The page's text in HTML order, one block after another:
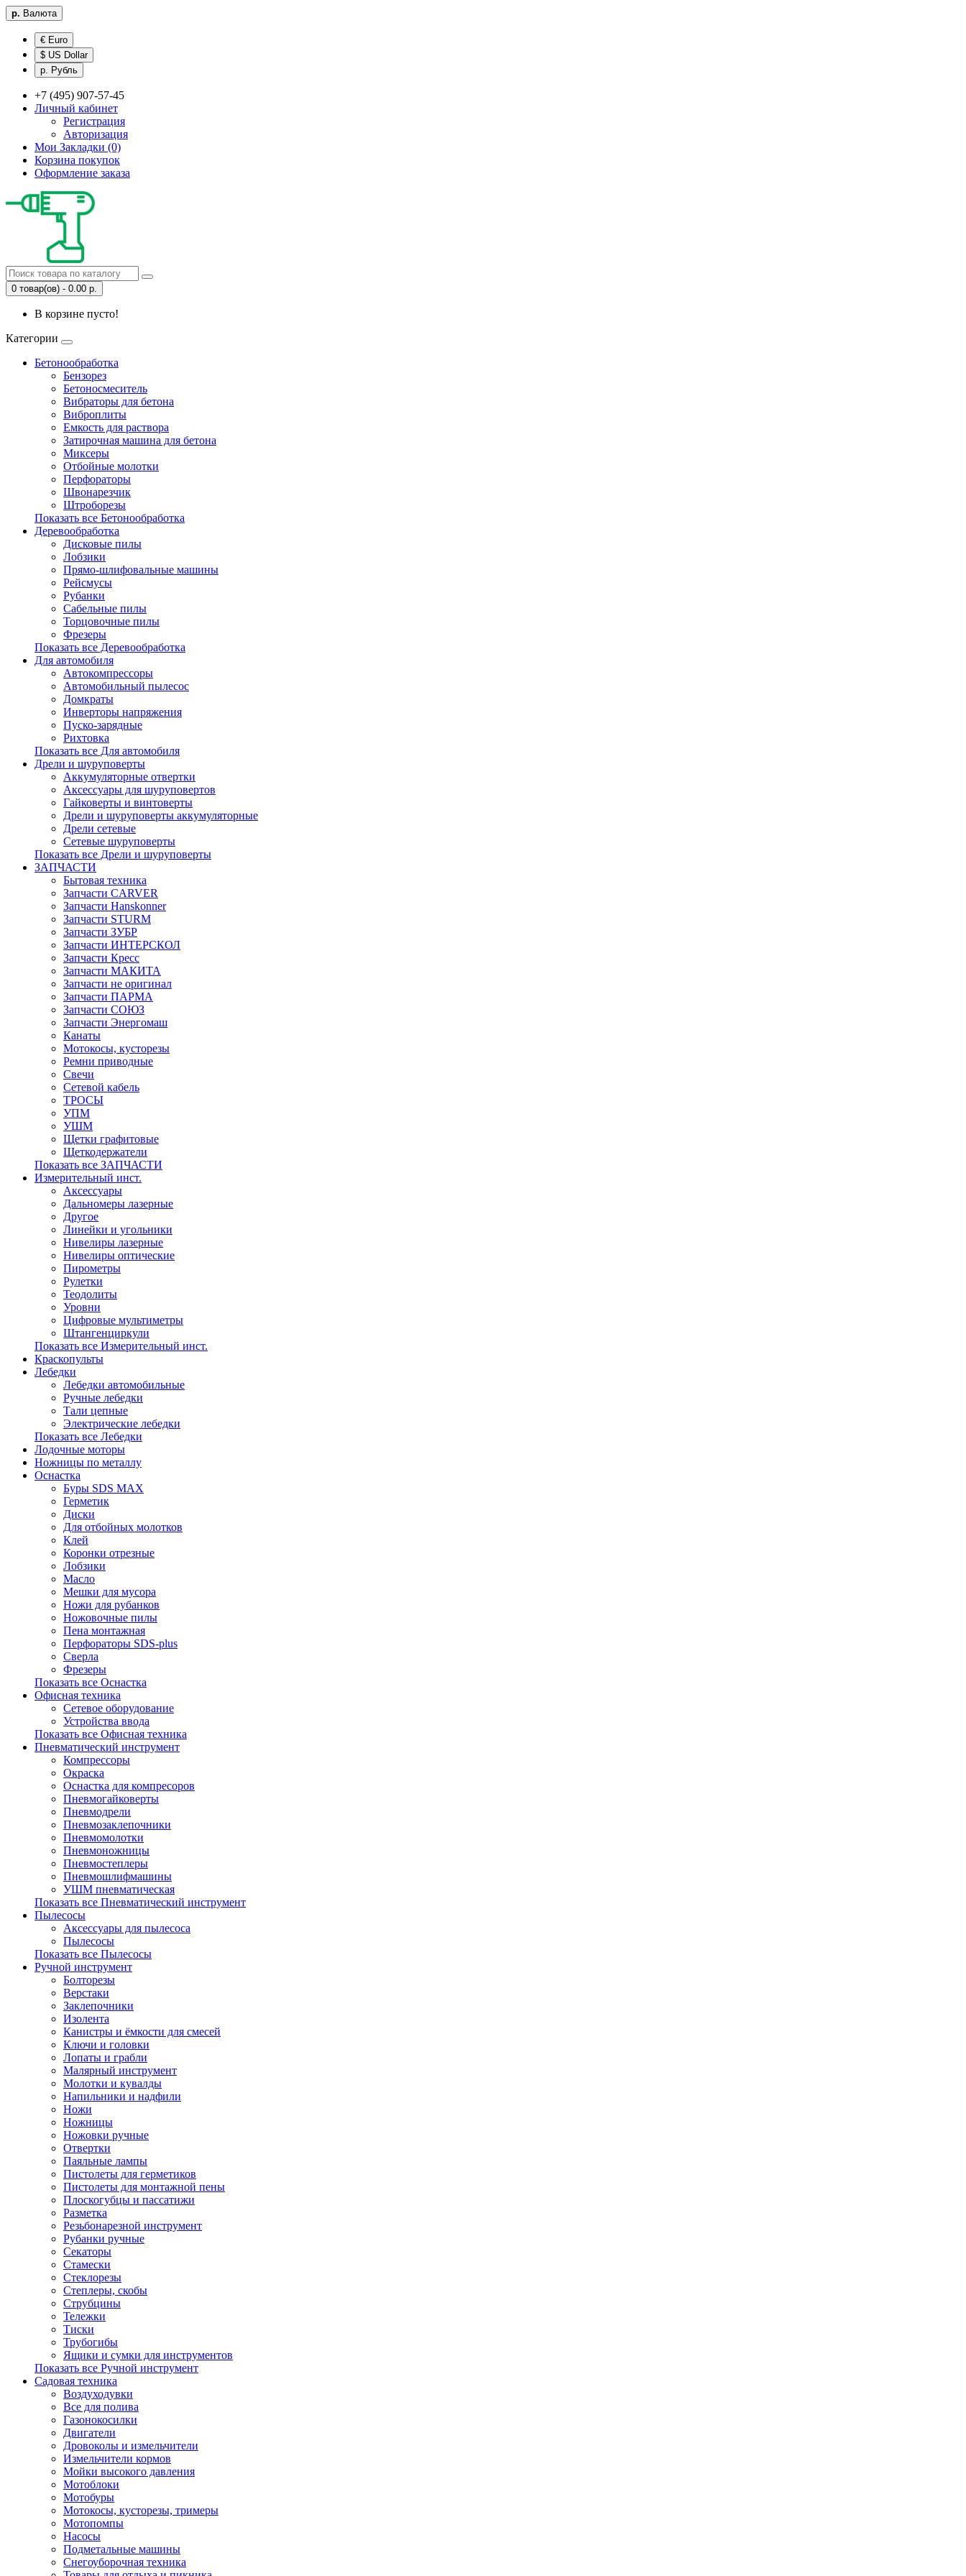
р. Валюта
€ Euro
$ US Dollar
р. Рубль
+7 (495) 907-57-45
Личный кабинет
Регистрация
Авторизация
Мои Закладки (0)
Корзина покупок
Оформление заказа
0 товар(ов) - 0.00 р.
В корзине пусто!
Категории
Бетонообработка
Бензорез
Бетоносмеситель
Вибраторы для бетона
Виброплиты
Емкость для раствора
Затирочная машина для бетона
Миксеры
Отбойные молотки
Перфораторы
Швонарезчик
Штроборезы
Показать все Бетонообработка
Деревообработка
Дисковые пилы
Лобзики
Прямо-шлифовальные машины
Рейсмусы
Рубанки
Сабельные пилы
Торцовочные пилы
Фрезеры
Показать все Деревообработка
Для автомобиля
Автокомпрессоры
Автомобильный пылесос
Домкраты
Инверторы напряжения
Пуско-зарядные
Рихтовка
Показать все Для автомобиля
Дрели и шуруповерты
Аккумуляторные отвертки
Аксессуары для шуруповертов
Гайковерты и винтоверты
Дрели и шуруповерты аккумуляторные
Дрели сетевые
Сетевые шуруповерты
Показать все Дрели и шуруповерты
ЗАПЧАСТИ
Бытовая техника
Запчасти CARVER
Запчасти Hanskonner
Запчасти STURM
Запчасти ЗУБР
Запчасти ИНТЕРСКОЛ
Запчасти Кресс
Запчасти МАКИТА
Запчасти не оригинал
Запчасти ПАРМА
Запчасти СОЮЗ
Запчасти Энергомаш
Канаты
Мотокосы, кусторезы
Ремни приводные
Свечи
Сетевой кабель
ТРОСЫ
УПМ
УШМ
Щетки графитовые
Щеткодержатели
Показать все ЗАПЧАСТИ
Измерительный инст.
Аксессуары
Дальномеры лазерные
Другое
Линейки и угольники
Нивелиры лазерные
Нивелиры оптические
Пирометры
Рулетки
Теодолиты
Уровни
Цифровые мультиметры
Штангенциркули
Показать все Измерительный инст.
Краскопульты
Лебедки
Лебедки автомобильные
Ручные лебедки
Тали цепные
Электрические лебедки
Показать все Лебедки
Лодочные моторы
Ножницы по металлу
Оснастка
Буры SDS MAX
Герметик
Диски
Для отбойных молотков
Клей
Коронки отрезные
Лобзики
Масло
Мешки для мусора
Ножи для рубанков
Ножовочные пилы
Пена монтажная
Перфораторы SDS-plus
Сверла
Фрезеры
Показать все Оснастка
Офисная техника
Сетевое оборудование
Устройства ввода
Показать все Офисная техника
Пневматический инструмент
Компрессоры
Окраска
Оснастка для компресоров
Пневмогайковерты
Пневмодрели
Пневмозаклепочники
Пневмомолотки
Пневмоножницы
Пневмостеплеры
Пневмошлифмашины
УШМ пневматическая
Показать все Пневматический инструмент
Пылесосы
Аксессуары для пылесоса
Пылесосы
Показать все Пылесосы
Ручной инструмент
Болторезы
Верстаки
Заклепочники
Изолента
Канистры и ёмкости для смесей
Ключи и головки
Лопаты и грабли
Малярный инструмент
Молотки и кувалды
Напильники и надфили
Ножи
Ножницы
Ножовки ручные
Отвертки
Паяльные лампы
Пистолеты для герметиков
Пистолеты для монтажной пены
Плоскогубцы и пассатижи
Разметка
Резьбонарезной инструмент
Рубанки ручные
Секаторы
Стамески
Стеклорезы
Степлеры, скобы
Струбцины
Тележки
Тиски
Трубогибы
Ящики и сумки для инструментов
Показать все Ручной инструмент
Садовая техника
Воздуходувки
Все для полива
Газонокосилки
Двигатели
Дровоколы и измельчители
Измельчители кормов
Мойки высокого давления
Мотоблоки
Мотобуры
Мотокосы, кусторезы, тримеры
Мотопомпы
Насосы
Подметальные машины
Снегоуборочная техника